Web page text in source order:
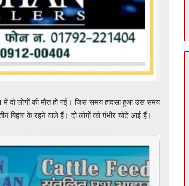
में दो लोगों की माैत हो गई। जिस समय हादसा हुआ उस समय
बिहार के रहने वाले हैं। दो लोगों को गंभीर चोटें आई हैं।